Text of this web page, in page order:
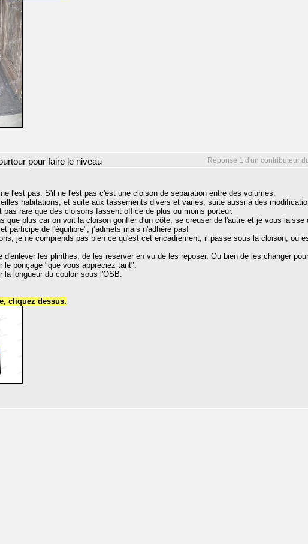
Réponse 1 d'un contributeur
pour faire le niveau
l'est pas. S'il ne l'est pas c'est une cloison de séparation entre des volumes.
habitations, et suite aux tassements divers et variés, suite aussi à des
pas rare que des cloisons fassent office de plus ou moins porteur.
que plus car on voit la cloison gonfler d'un côté, se creuser de l'autre et je vous laisse
participe de l'équilibre", j’admets mais n'adhère pas!
je ne comprends pas bien ce qu'est cet encadrement, il passe sous la cloison, ou
d'enlever les plinthes, de les réserver en vu de les reposer. Ou bien de les changer
le ponçage "que vous appréciez tant".
la longueur du couloir sous l'OSB.
cliquez dessus.